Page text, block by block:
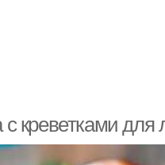
креветками для